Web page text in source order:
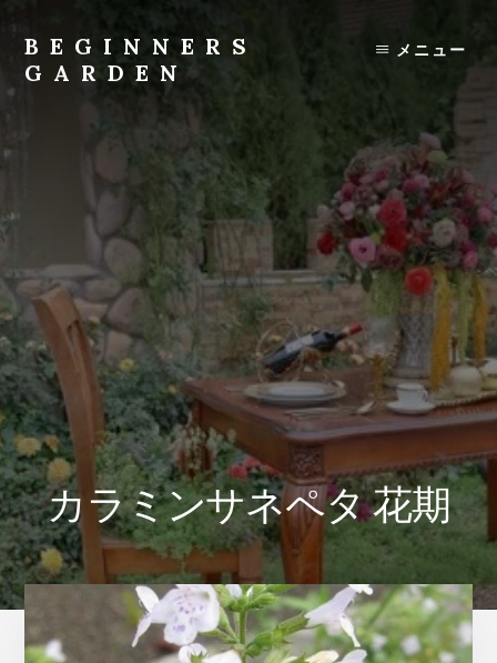
content
BEGINNERS
GARDEN
て
方
の
紹
介
を
行
い
ま
す
メニュー
カラミンサネペタ 花期